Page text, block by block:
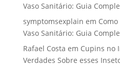
Vaso Sanitário: Guia
symptomsexplain em
Vaso Sanitário: Guia
Rafael Costa em Cupins no
Verdades Sobre esses